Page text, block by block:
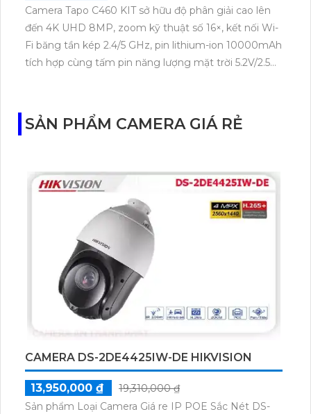
Camera Tapo C460 KIT sở hữu độ phân giải cao lên
đến 4K UHD 8MP, zoom kỹ thuật số 16×, kết nối Wi-
Fi băng tần kép 2.4/5 GHz, pin lithium-ion 10000mAh
tích hợp cùng tấm pin năng lượng mặt trời 5.2V/2.5W.
SẢN PHẨM CAMERA GIÁ RẺ
CAMERA DS-2DE4425IW-DE HIKVISION
13,950,000 ₫
19,310,000 ₫
Sản phẩm Loại Camera Giá re IP POE Sắc Nét DS-